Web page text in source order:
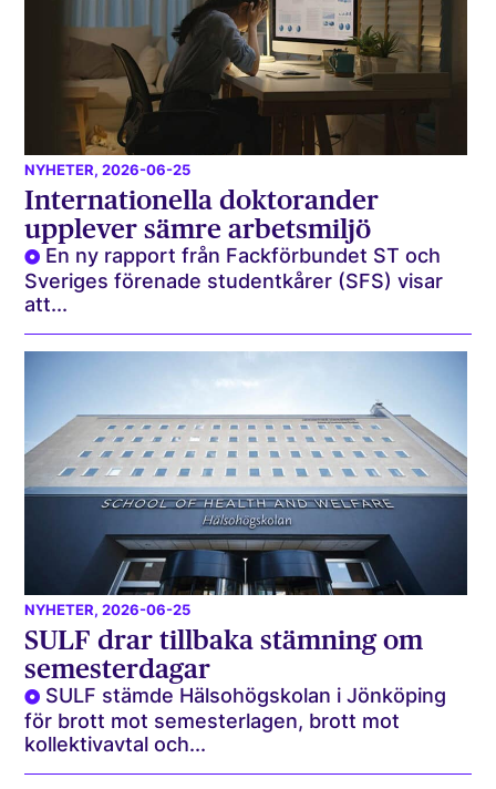
NYHETER, 2026-06-25
Internationella doktorander
upplever sämre arbetsmiljö
En ny rapport från Fackförbundet ST och
Sveriges förenade studentkårer (SFS) visar
att...
NYHETER, 2026-06-25
SULF drar tillbaka stämning om
semesterdagar
SULF stämde Hälsohögskolan i Jönköping
för brott mot semesterlagen, brott mot
kollektivavtal och...